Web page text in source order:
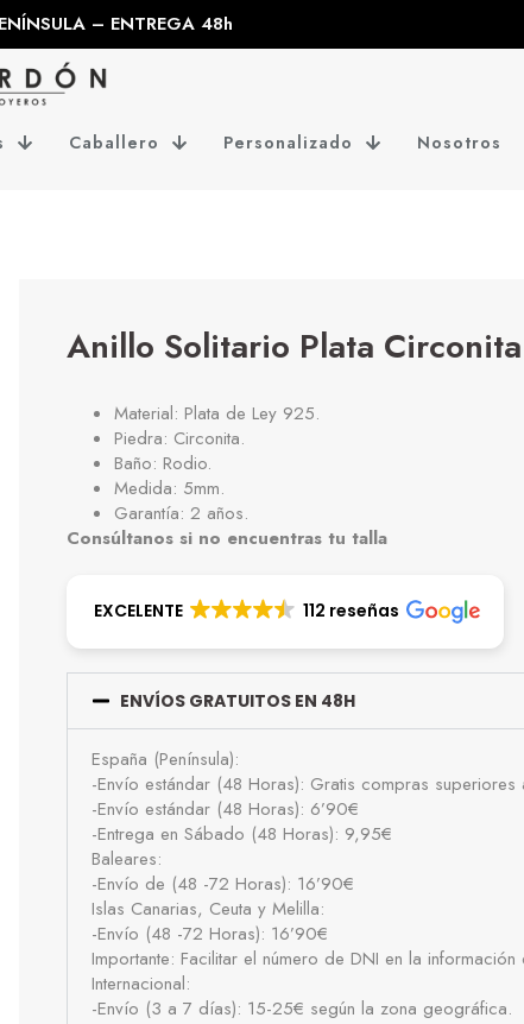
– ENTREGA 48h
Caballero Personalizado Nosotros
Anillo Solitario Plata
Material: Plata de Ley 925.
Piedra: Circonita.
Baño: Rodio.
Medida: 5mm.
Garantía: 2 años.
Consúltanos si no encuentras tu talla
EXCELENTE 112 reseñas
ENVÍOS GRATUITOS EN 48H
España (Península):
-Envío estándar (48 Horas): Gratis compras
-Envío estándar (48 Horas): 6’90€
-Entrega en Sábado (48 Horas): 9,95€
Baleares:
-Envío de (48 -72 Horas): 16’90€
Islas Canarias, Ceuta y Melilla:
-Envío (48 -72 Horas): 16’90€
Importante: Facilitar el número de DNI en la información
Internacional:
-Envío (3 a 7 días): 15-25€ según la zona geográfica.